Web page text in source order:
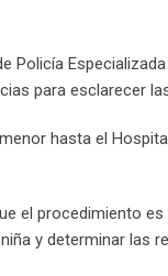
para esclarecer
hasta el
el procedimiento
y determinar las